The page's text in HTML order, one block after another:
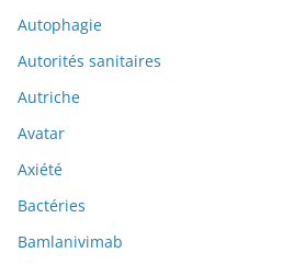
Autophagie
Autorités sanitaires
Autriche
Avatar
Axiété
Bactéries
Bamlanivimab